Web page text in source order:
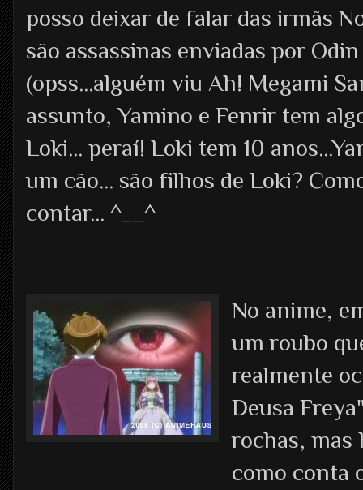
posso deixar de falar das irmãs
são assassinas enviadas por
(opss...alguém viu Ah! Megami
assunto, Yamino e Fenrir tem
Loki... peraí! Loki tem 10
um cão... são filhos de Loki?
contar... ^__^
No anime,
um roubo
realmente
Deusa
rochas, mas
como conta